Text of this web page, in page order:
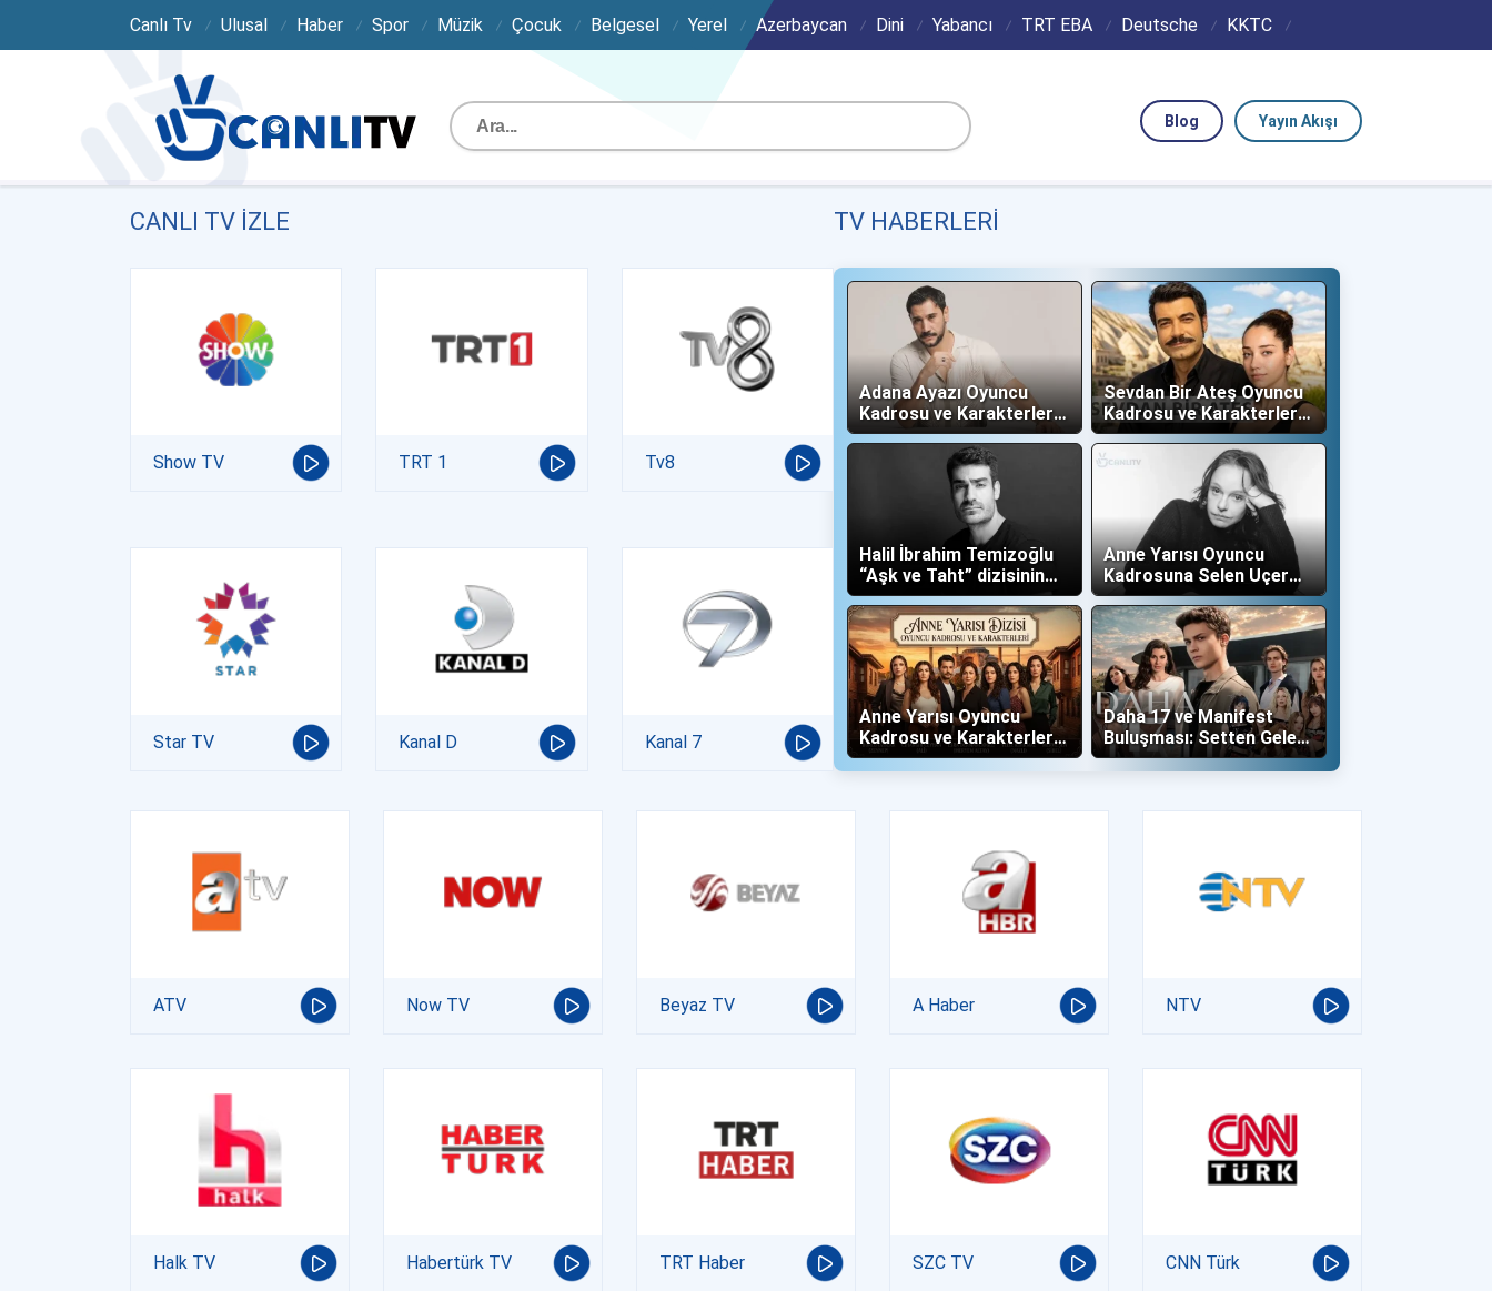
Canlı Tv Ulusal Haber Spor Müzik Çocuk Belgesel Yerel Azerbaycan Dini Yabancı TRT EBA Deutsche KKTC
Yayın Akışı
Blog
CANLI TV IZLE
Show TV TRT 1 Tv8
Star TV Kanal D Kanal 7
TV HABERLERI
Adana Ayazı Oyuncu
Kadrosu ve Karakterleri
(Now TV)
Sevdan Bir Ateş Oyuncu
Kadrosu ve Karakterleri
(Show TV)
Halil İbrahim Temizoğlu
“Aşk ve Taht” dizisinin
Yalboğan'ı Oldu
Anne Yarısı Oyuncu
Kadrosuna Selen Uçer
"Altın" Karakteri İle Dahil
Oldu!
Anne Yarısı Oyuncu
Kadrosu ve Karakterleri
(Now TV)
Daha 17 ve Manifest
Buluşması: Setten Gelen
İlk Kareler Büyüledi!
ATV Now TV Beyaz TV A Haber NTV
Halk TV Habertürk TV TRT Haber SZC TV CNN Türk